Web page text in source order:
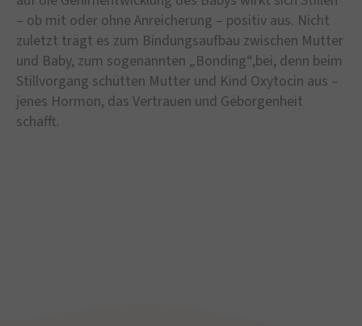
– ob mit oder ohne Anreicherung – positiv aus. Nicht
zuletzt trägt es zum Bindungsaufbau zwischen Mutter
und Baby, zum sogenannten „Bonding“,bei, denn beim
Stillvorgang schütten Mutter und Kind Oxytocin aus –
jenes Hormon, das Vertrauen und Geborgenheit
schafft.